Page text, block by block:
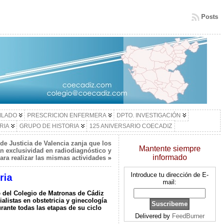
Posts
PRESCRICION ENFERMERA
DPTO. INVESTIGACIÓN
GRUPO DE HISTORIA 125 ANIVERSARIO COECADIZ
Justicia de Valencia zanja que los
exclusividad en radiodiagnóstico y
realizar las mismas actividades»
Colegio de Matronas de Cádiz
en obstetricia y ginecología
todas las etapas de su ciclo
Mantente siempre
informado
Introduce tu dirección de E-
mail:
Delivered by FeedBurner